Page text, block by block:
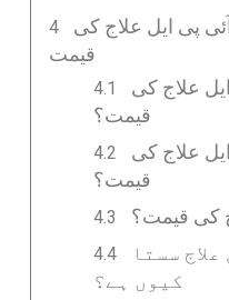
2026 میں آئی پی ایل علاج کی
قیمت
علاج کی
قیمت؟
علاج کی
قیمت؟
کی قیمت؟
سستا
کیوں ہے؟